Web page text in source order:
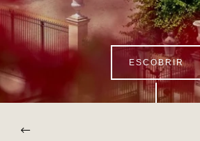
ESCOBRIR